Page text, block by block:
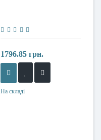
1796.85 грн.
На складі